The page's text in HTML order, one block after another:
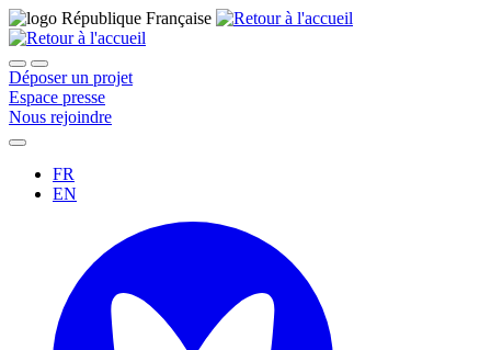
Déposer un projet
Espace presse
Nous rejoindre
FR
EN